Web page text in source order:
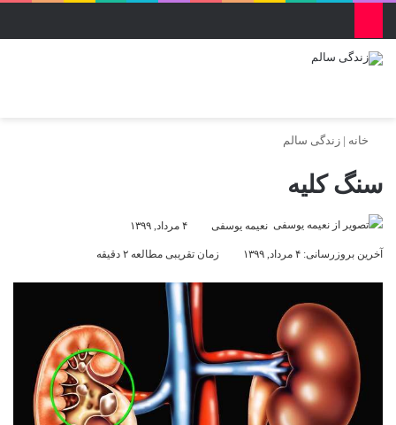
خانه | زندگی سالم
سنگ کلیه
نعیمه یوسفی ۴ مرداد, ۱۳۹۹
آخرین بروزرسانی: ۴ مرداد, ۱۳۹۹ زمان تقریبی مطالعه ۲ دقیقه